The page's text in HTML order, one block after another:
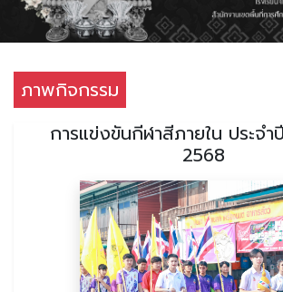
ภาพกิจกรรม
การแข่งขันกีฬาสีภายใน ประจำ
2568